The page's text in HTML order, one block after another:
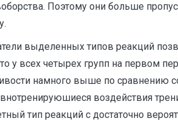
Поэтому они больше
выделенных типов реакций
у всех четырех групп на первом
намного выше по сравнению
воздействия
тип реакций с достаточно